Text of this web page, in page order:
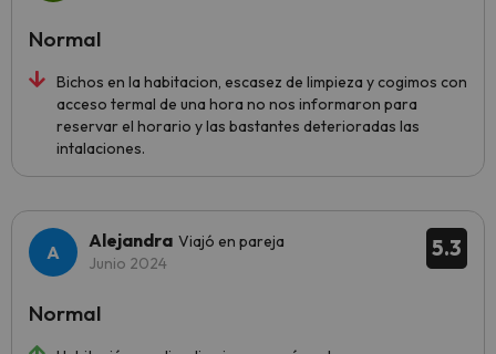
Bichos en la habitacion, escasez de limpieza y cogimos con
acceso termal de una hora no nos informaron para
reservar el horario y las bastantes deterioradas las
intalaciones.
Normal
5.3
Alejandra Viajó en pareja
Junio 2024
Normal